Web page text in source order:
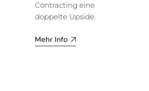
Contracting eine
doppelte Upside.
Mehr Info